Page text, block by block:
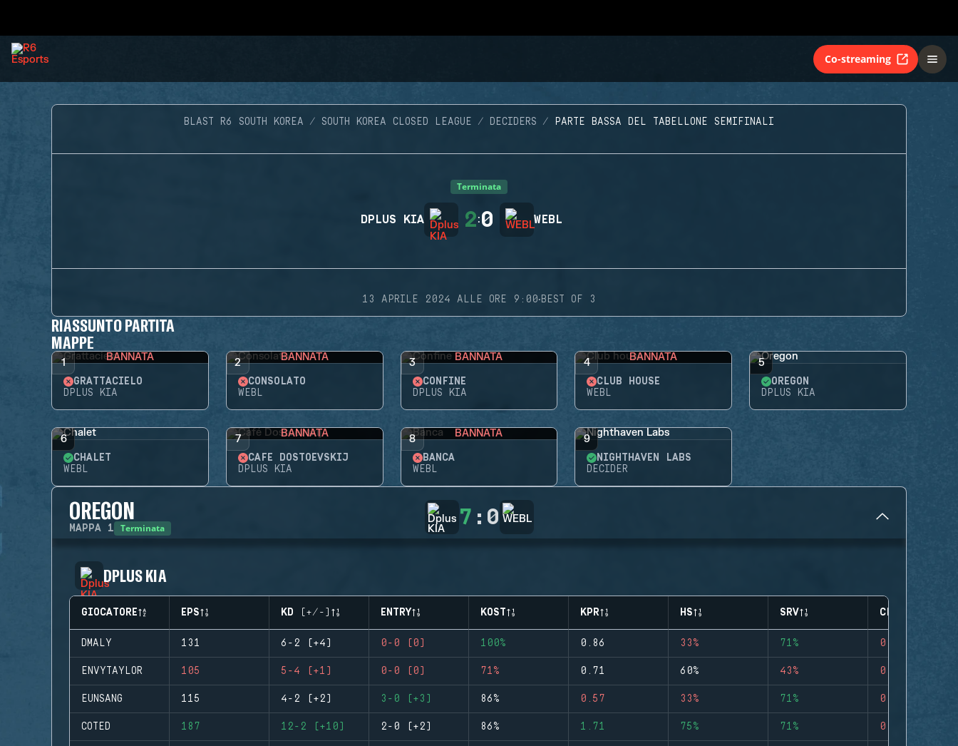
Co-streaming
BLAST R6 SOUTH KOREA SOUTH KOREA CLOSED LEAGUE DECIDERS PARTE BASSA DEL TABELLONE SEMIFINALI
Terminata
DPLUS KIA 2:0 WEBL
13 APRILE 2024 ALLE ORE 9:00·BEST OF 3
RIASSUNTO PARTITA
MAPPE
1 BANNATA
GRATTACIELO
DPLUS KIA
2 BANNATA
CONSOLATO
WEBL
3 BANNATA
CONFINE
DPLUS KIA
4 BANNATA
CLUB HOUSE
WEBL
5
OREGON
DPLUS KIA
6
CHALET
WEBL
7 BANNATA
CAFÉ DOSTOEVSKIJ
DPLUS KIA
8 BANNATA
BANCA
WEBL
9
NIGHTHAVEN LABS
DECIDER
OREGON
MAPPA 1 Terminata 7 : 0
DPLUS KIA
GIOCATORE EPS KD (+/-) ENTRY KOST KPR HS SRV CLUTCHES
DMALY 131 6-2 (+4) 0-0 (0) 100% 0.86 33% 71% 0
ENVYTAYLOR 105 5-4 (+1) 0-0 (0) 71% 0.71 60% 43% 0
EUNSANG 115 4-2 (+2) 3-0 (+3) 86% 0.57 33% 71% 0
COTED 187 12-2 (+10) 2-0 (+2) 86% 1.71 75% 71% 0